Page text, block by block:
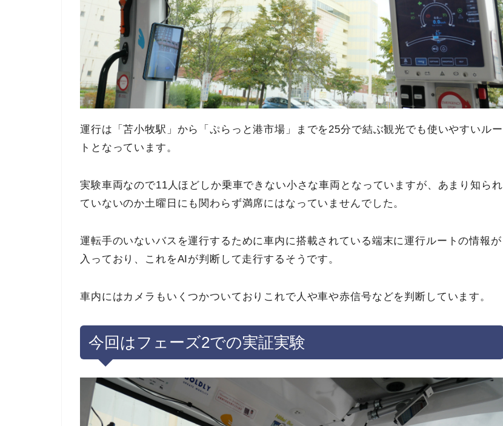
運行は「苫小牧駅」から「ぷらっと港市場」までを25分で結ぶ観光でも使いやすいルー
トとなっています。
実験車両なので11人ほどしか乗車できない小さな車両となっていますが、あまり知られ
ていないのか土曜日にも関わらず満席にはなっていませんでした。
運転手のいないバスを運行するために車内に搭載されている端末に運行ルートの情報が
入っており、これをAIが判断して走行するそうです。
車内にはカメラもいくつかついておりこれで人や車や赤信号などを判断しています。
今回はフェーズ2での実証実験